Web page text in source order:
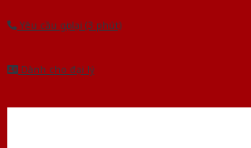
Yêu cầu gọi lại (3 phút)
Dành cho đại lý